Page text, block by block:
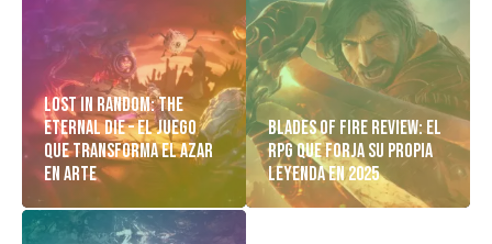
Lost in Random: The
Eternal Die – El Juego
Que Transforma el Azar
en Arte
Blades of Fire Review: El
RPG Que Forja Su Propia
Leyenda en 2025